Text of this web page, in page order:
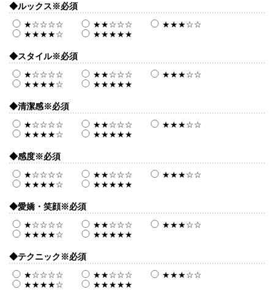
◆ルックス※必須
★☆☆☆☆
★★☆☆☆
★★★☆☆
★★★★☆
★★★★★
◆スタイル※必須
★☆☆☆☆
★★☆☆☆
★★★☆☆
★★★★☆
★★★★★
◆清潔感※必須
★☆☆☆☆
★★☆☆☆
★★★☆☆
★★★★☆
★★★★★
◆感度※必須
★☆☆☆☆
★★☆☆☆
★★★☆☆
★★★★☆
★★★★★
◆愛嬌・笑顔※必須
★☆☆☆☆
★★☆☆☆
★★★☆☆
★★★★☆
★★★★★
◆テクニック ※必須
★☆☆☆☆
★★☆☆☆
★★★☆☆
★★★★☆
★★★★★